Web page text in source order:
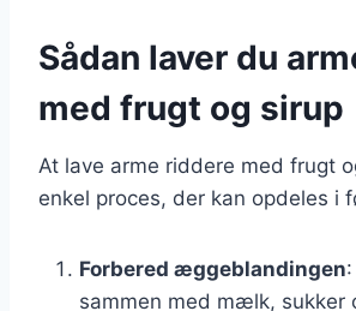
Sådan laver du
med frugt og sirup
At lave arme riddere med frugt
enkel proces, der kan opdeles i
Forbered æggeblandingen
sammen med mælk, sukker